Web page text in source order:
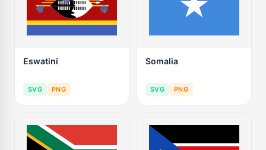
Eswatini
SVG PNG
Somalia
SVG PNG